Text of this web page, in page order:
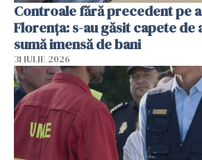
Controale fără precedent pe
Florența: s-au găsit capete de
sumă imensă de bani
31 IULIE 2026